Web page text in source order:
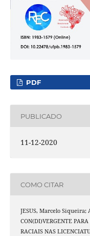
PDF
PUBLICADO
11-12-2020
COMO CITAR
JESUS, Marcelo Siqueira;
CON(DI)VERGENTE
RACIAIS NAS